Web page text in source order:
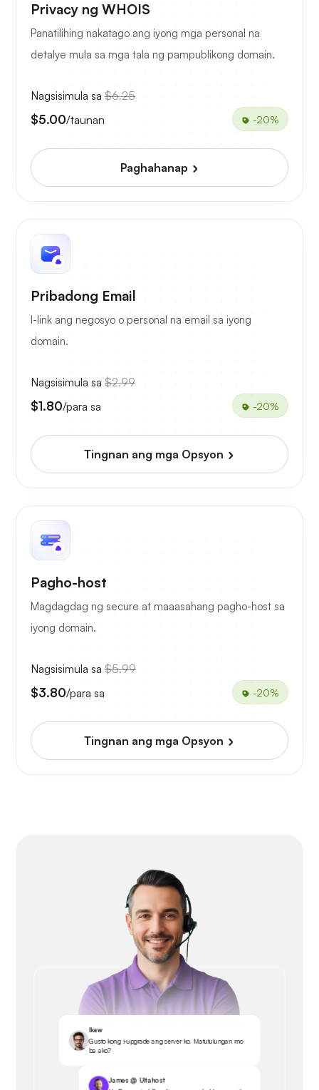
Privacy ng WHOIS
Panatilihing nakatago ang iyong mga personal na
detalye mula sa mga tala ng pampublikong domain.
Nagsisimula sa $6.25
$5.00/taunan -20%
Paghahanap
Pribadong Email
I-link ang negosyo o personal na email sa iyong
domain.
Nagsisimula sa $2.99
$1.80/para sa -20%
Tingnan ang mga Opsyon
Pagho-host
Magdagdag ng secure at maaasahang pagho-host sa
iyong domain.
Nagsisimula sa $5.99
$3.80/para sa -20%
Tingnan ang mga Opsyon
Ikaw
Gusto kong i-upgrade ang server ko. Matutulungan mo
ba ako?
James @ Ultahost